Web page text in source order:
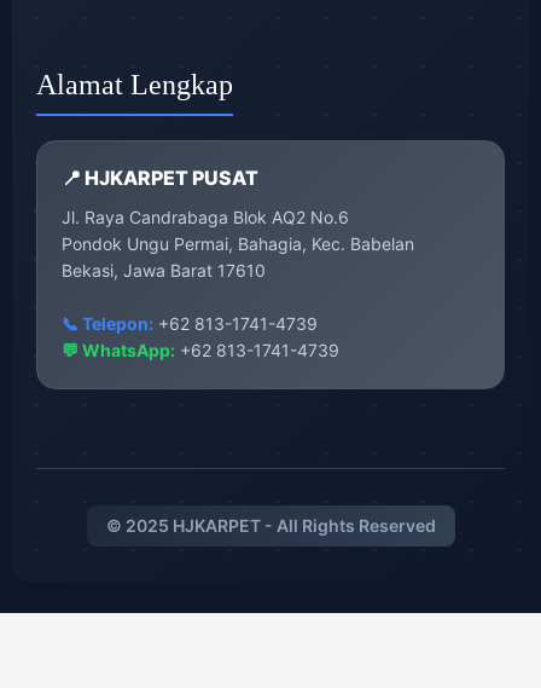
Alamat Lengkap
📍 HJKARPET PUSAT
Jl. Raya Candrabaga Blok AQ2 No.6
Pondok Ungu Permai, Bahagia, Kec. Babelan
Bekasi, Jawa Barat 17610
📞 Telepon: +62 813-1741-4739
💬 WhatsApp: +62 813-1741-4739
© 2025 HJKARPET - All Rights Reserved